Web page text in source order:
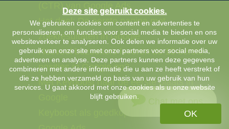
(CTR) van Google Ads
Het doel: De eerste pagina met
zoekresultaten in Google
Hoeveel bezoekers leveren de 10 eerste
posities in Google op?
Met Keyboost naar de eerste plaats in
Keyboost als goedkoper alternatief voor
Chat met ons
Deze site gebruikt cookies.
We gebruiken cookies om content en advertenties te
personaliseren, om functies voor social media te bieden en ons
websiteverkeer te analyseren. Ook delen we informatie over uw
gebruik van onze site met onze partners voor social media,
adverteren en analyse. Deze partners kunnen deze gegevens
combineren met andere informatie die u aan ze heeft verstrekt of
die ze hebben verzameld op basis van uw gebruik van hun
services. U gaat akkoord met onze cookies als u onze website
blijft gebruiken.
OK